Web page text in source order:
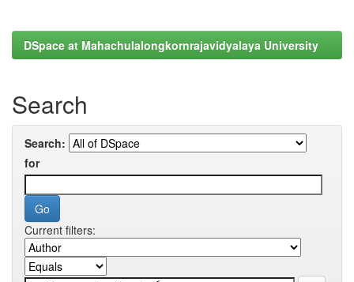
DSpace at Mahachulalongkornrajavidyalaya University
Search
Search:
for
Current filters: